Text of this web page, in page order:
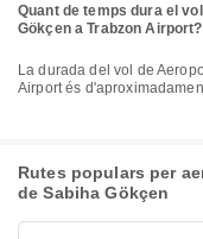
Quant de temps dura el
Gökçen a Trabzon Airport?
La durada del vol de Aeroport Internacional de Sabiha Gökçen a Trabzon
Airport és
Rutes populars per
de Sabiha Gökçen